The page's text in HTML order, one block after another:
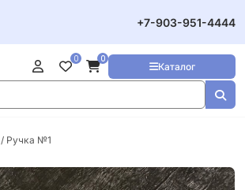
+7-903-951-4444
Каталог
0 0
/ Ручка №1